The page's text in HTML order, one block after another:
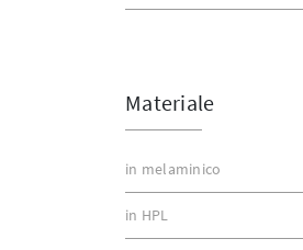
Materiale
in melaminico
in HPL